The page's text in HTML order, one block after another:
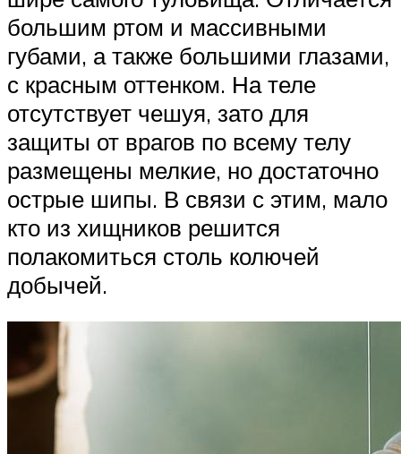
большим ртом и массивными
губами, а также большими глазами,
с красным оттенком. На теле
отсутствует чешуя, зато для
защиты от врагов по всему телу
размещены мелкие, но достаточно
острые шипы. В связи с этим, мало
кто из хищников решится
полакомиться столь колючей
добычей.